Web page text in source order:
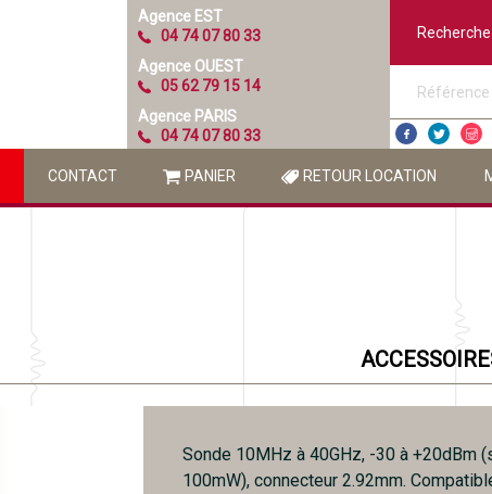
Agence EST
04 74 07 80 33
Agence OUEST
05 62 79 15 14
Agence PARIS
04 74 07 80 33
CONTACT PANIER RETOUR LOCATION
Sonde 10MHz à 40GHz, -30 à +20dBm
100mW), connecteur 2.92mm.